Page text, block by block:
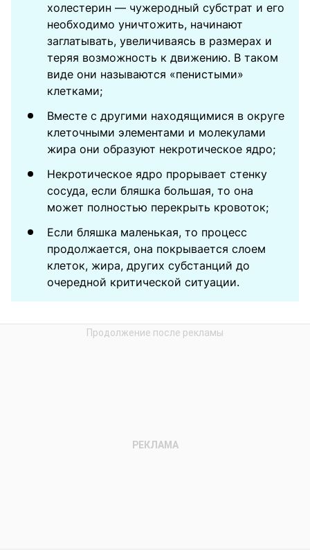
холестерин — чужеродный субстрат и его
необходимо уничтожить, начинают
заглатывать, увеличиваясь в размерах и
теряя возможность к движению. В таком
виде они называются «пенистыми»
клетками;
Вместе с другими находящимися в округе
клеточными элементами и молекулами
жира они образуют некротическое ядро;
Некротическое ядро прорывает стенку
сосуда, если бляшка большая, то она
может полностью перекрыть кровоток;
Если бляшка маленькая, то процесс
продолжается, она покрывается слоем
клеток, жира, других субстанций до
очередной критической ситуации.